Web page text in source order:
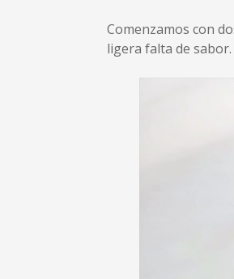
Comenzamos con
ligera falta de